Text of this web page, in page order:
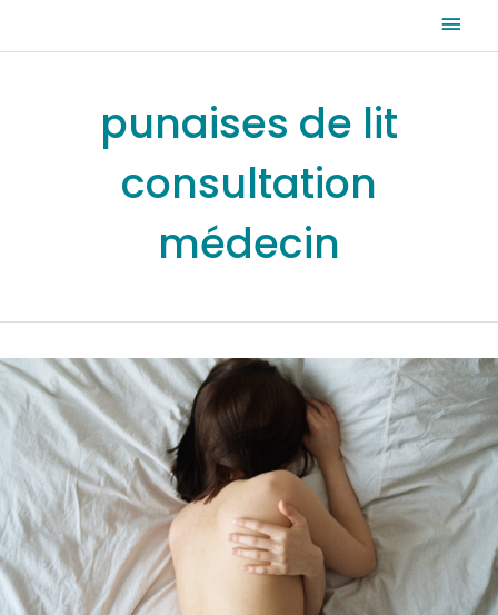
punaises de lit
consultation
médecin
Punaises
des
dans
Grand
Lyon
69
:
l’impact